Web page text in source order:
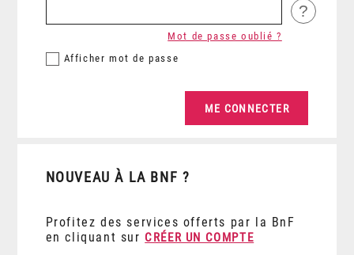
?
Afficher mot de passe
Mot de passe oublié ?
NOUVEAU À LA BNF ?
Profitez des services offerts par la BnF
en cliquant sur CRÉER UN COMPTE